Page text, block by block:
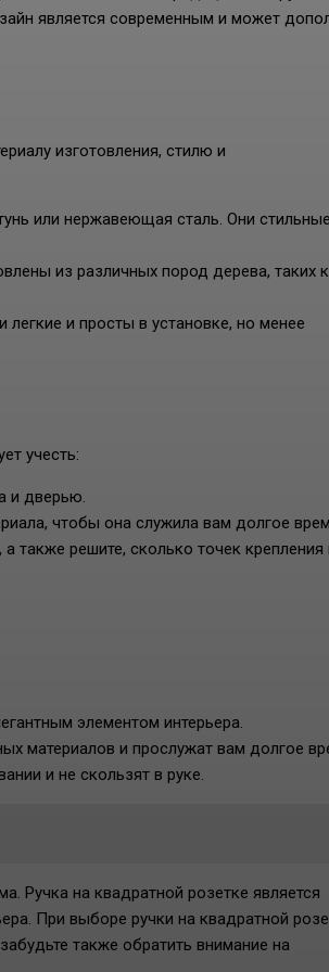
является современным и может
изготовления, стилю и
или нержавеющая сталь. Они
из различных пород дерева, таких
и просты в установке, но менее
учесть:
и дверью.
чтобы она служила вам долгое
также решите, сколько точек крепления
элементом интерьера.
материалов и прослужат вам долгое
и не скользят в руке.
Ручка на квадратной розетке является
При выборе ручки на квадратной
также обратить внимание на